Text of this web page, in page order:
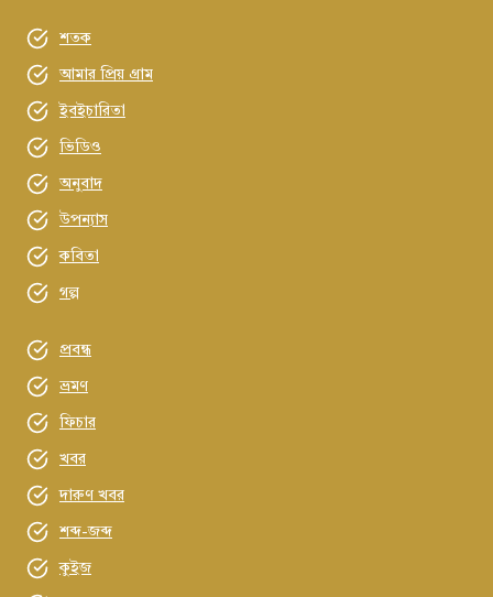
শতক
আমার প্রিয় গ্রাম
ইবইচারিতা
ভিডিও
অনুবাদ
উপন্যাস
কবিতা
গল্প
প্রবন্ধ
ভ্রমণ
ফিচার
খবর
দারুণ খবর
শব্দ-জব্দ
কুইজ